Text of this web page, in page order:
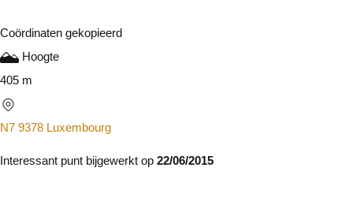
Coördinaten gekopieerd
Hoogte
405 m
N7 9378 Luxembourg
Interessant punt bijgewerkt op 22/06/2015